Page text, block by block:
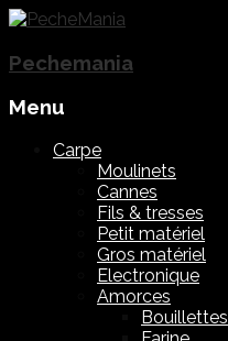
Pechemania
Menu
Carpe
Moulinets
Cannes
Fils & tresses
Petit matériel
Gros matériel
Electronique
Amorces
Bouillettes